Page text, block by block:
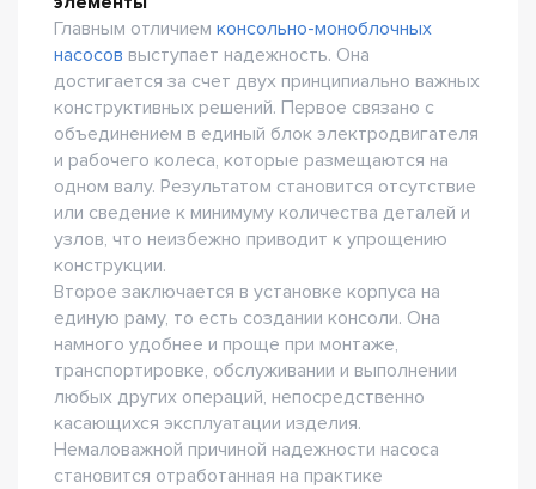
Главным отличием консольно-моноблочных
насосов выступает надежность. Она
достигается за счет двух принципиально важных
конструктивных решений. Первое связано с
объединением в единый блок электродвигателя
и рабочего колеса, которые размещаются на
одном валу. Результатом становится отсутствие
или сведение к минимуму количества деталей и
узлов, что неизбежно приводит к упрощению
конструкции.
Второе заключается в установке корпуса на
единую раму, то есть создании консоли. Она
намного удобнее и проще при монтаже,
транспортировке, обслуживании и выполнении
любых других операций, непосредственно
касающихся эксплуатации изделия.
Немаловажной причиной надежности насоса
становится отработанная на практике